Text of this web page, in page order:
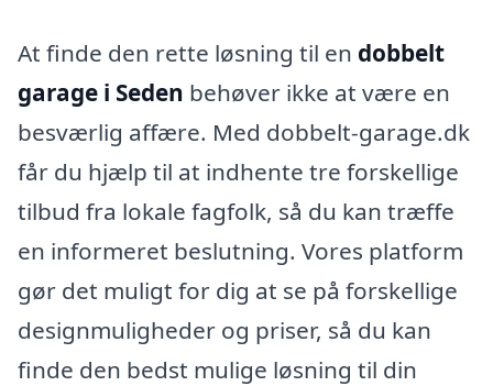
At finde den rette løsning til en dobbelt
garage i Seden behøver ikke at være en
besværlig affære. Med dobbelt-garage.dk
får du hjælp til at indhente tre forskellige
tilbud fra lokale fagfolk, så du kan træffe
en informeret beslutning. Vores platform
gør det muligt for dig at se på forskellige
designmuligheder og priser, så du kan
finde den bedst mulige løsning til din